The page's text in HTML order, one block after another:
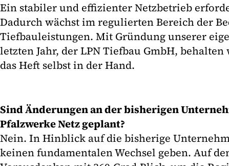
Ein stabiler und effizienter Netzbetrieb
Dadurch wächst im regulierten Bereich der
Tiefbauleistungen. Mit Gründung unserer
letzten Jahr, der LPN Tiefbau GmbH,
das Heft selbst in der Hand.
Sind Änderungen an der bisherigen
Pfalzwerke Netz geplant?
Nein. In Hinblick auf die bisherige
keinen fundamentalen Wechsel geben. Auf